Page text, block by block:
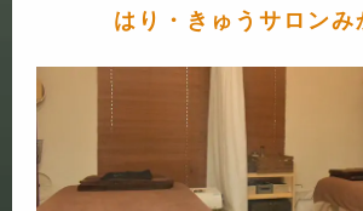
はり・きゅうサロンみ